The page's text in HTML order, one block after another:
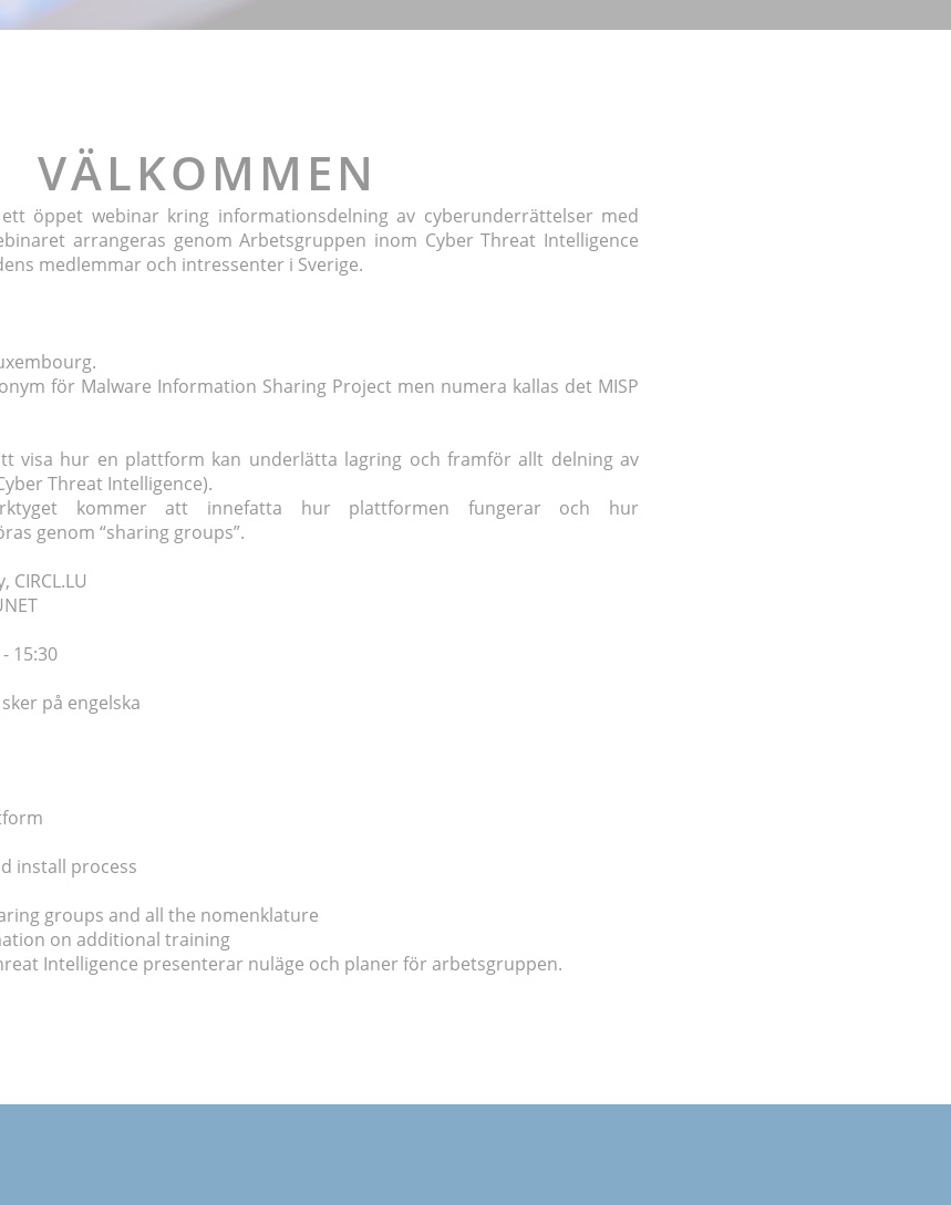
VÄLKOMMEN
öppet webinar kring informationsdelning av cyberunderrättelser med
arrangeras genom Arbetsgruppen inom Cyber Threat Intelligence
medlemmar och intressenter i Sverige.
för Malware Information Sharing Project men numera kallas det MISP
visa hur en plattform kan underlätta lagring och framför allt delning av
Threat Intelligence).
kommer att innefatta hur plattformen fungerar och hur
genom “sharing groups”.
15:30
på engelska
install process
groups and all the nomenklature
on additional training
Intelligence presenterar nuläge och planer för arbetsgruppen.